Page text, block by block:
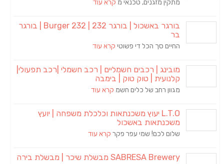
מתקין מזגנים, טכנאי מ קרא עוד
בורגר באשכול | בורגר 232 | Burger 232 | בורגר
בר
החיים סך הכל די פשוטי קרא עוד
מובינג | רכבים חשמליים | רכב חשמלי |רכב תפעולי|
קלנועית | טוק טוק | בימבה
מגוון רחב של כלים חשמ קרא עוד
L.T.O יעוץ משכנתאות וכלכלת משפחה | יועץ
משכנתאות באשכול
שלום לכם! שמי עפר פקר קרא עוד
SABRESA Brewery מבשלת שיכר | מבשלת בירה